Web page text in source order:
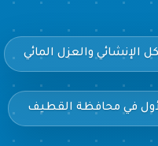
في محافظة القطيف